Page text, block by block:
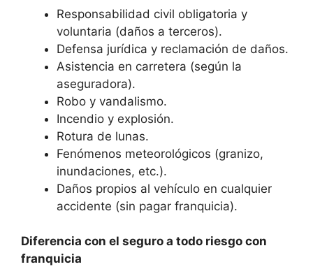
Responsabilidad civil obligatoria y
voluntaria (daños a terceros).
Defensa jurídica y reclamación de daños.
Asistencia en carretera (según la
aseguradora).
Robo y vandalismo.
Incendio y explosión.
Rotura de lunas.
Fenómenos meteorológicos (granizo,
inundaciones, etc.).
Daños propios al vehículo en cualquier
accidente (sin pagar franquicia).
Diferencia con el seguro a todo riesgo con
franquicia